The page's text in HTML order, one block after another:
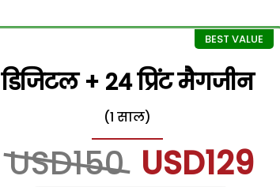
डिजिटल + 24 प्रिंट मैगजीन
(1 साल)
USD150 USD129